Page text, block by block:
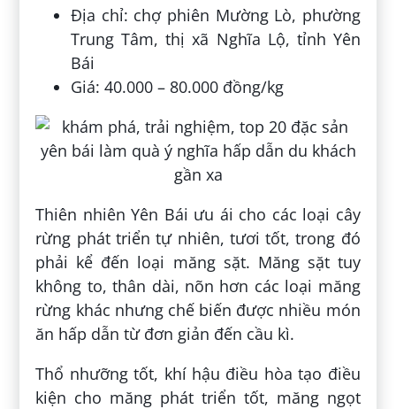
Địa chỉ: chợ phiên Mường Lò, phường
Trung Tâm, thị xã Nghĩa Lộ, tỉnh Yên
Bái
Giá: 40.000 – 80.000 đồng/kg
Thiên nhiên Yên Bái ưu ái cho các loại cây
rừng phát triển tự nhiên, tươi tốt, trong đó
phải kể đến loại măng sặt. Măng sặt tuy
không to, thân dài, nõn hơn các loại măng
rừng khác nhưng chế biến được nhiều món
ăn hấp dẫn từ đơn giản đến cầu kì.
Thổ nhưỡng tốt, khí hậu điều hòa tạo điều
kiện cho măng phát triển tốt, măng ngọt